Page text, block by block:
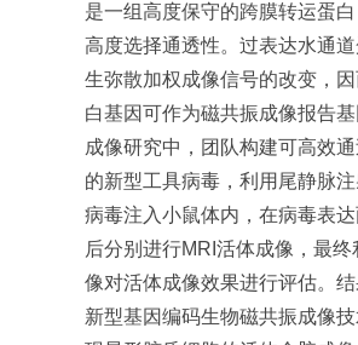
是一组高度保守的跨膜转运蛋
高度选择通透性。过表达水通
生弥散加权成像信号的改变，
白基因可作为磁共振成像报告
成像研究中，团队构建可高效
的新型工具病毒，利用尾静脉
病毒注入小鼠体内，在病毒表
后分别进行MRI活体成像，最
像对活体成像效果进行评估。
新型基因编码生物磁共振成像